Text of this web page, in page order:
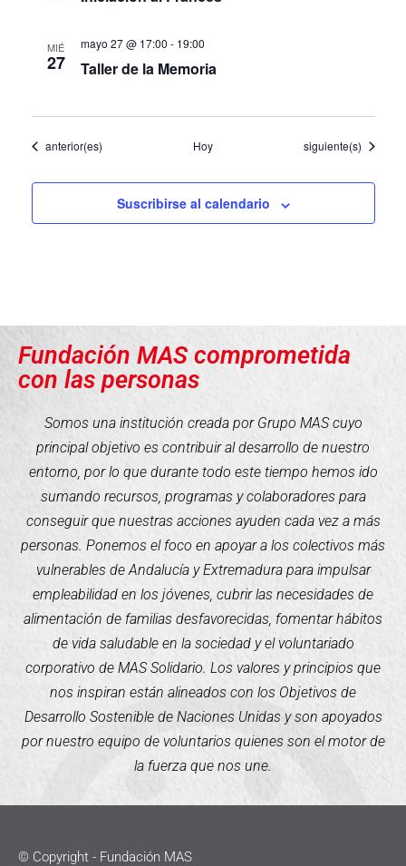
MIÉ
27 Taller de la Memoria
mayo 27 @ 17:00 - 19:00
Eventos
anterior(es) Hoy Eventos
siguiente(s)
Suscribirse al calendario
Fundación MAS comprometida
con las personas
Somos una institución creada por Grupo MAS cuyo
principal objetivo es contribuir al desarrollo de nuestro
entorno, por lo que durante todo este tiempo hemos ido
sumando recursos, programas y colaboradores para
conseguir que nuestras acciones ayuden cada vez a más
personas. Ponemos el foco en apoyar a los colectivos más
vulnerables de Andalucía y Extremadura para impulsar
empleabilidad en los jóvenes, cubrir las necesidades de
alimentación de familias desfavorecidas, fomentar hábitos
de vida saludable en la sociedad y el voluntariado
corporativo de MAS Solidario. Los valores y principios que
nos inspiran están alineados con los Objetivos de
Desarrollo Sostenible de Naciones Unidas y son apoyados
por nuestro equipo de voluntarios quienes son el motor de
la fuerza que nos une.
© Copyright - Fundación MAS